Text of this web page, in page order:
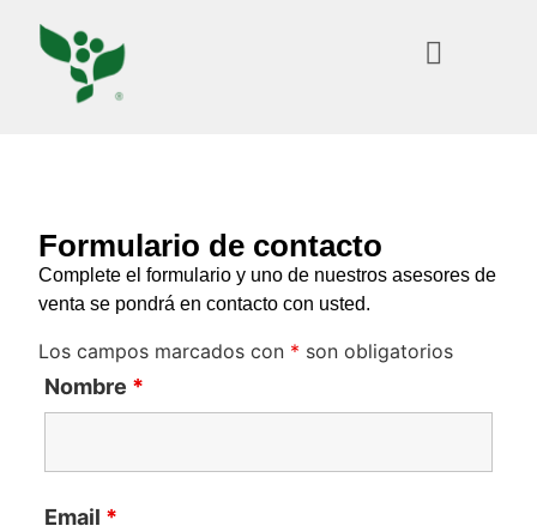
Formulario de contacto
Complete el formulario y uno de nuestros asesores de
venta se pondrá en contacto con usted.
Los campos marcados con * son obligatorios
Nombre *
Email *